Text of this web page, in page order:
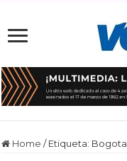
Home / Etiqueta: Bogota